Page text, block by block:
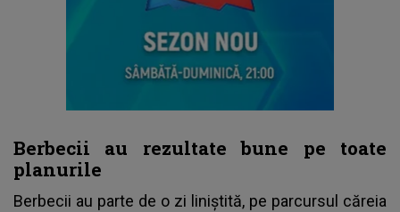
Berbecii au rezultate bune pe toate
planurile
Berbecii au parte de o zi liniștită, pe parcursul căreia